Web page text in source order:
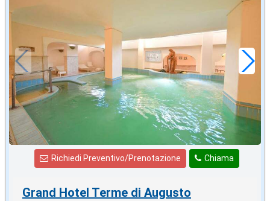
in offerta da
€ 65,00
a notte
Chiama
Richiedi Preventivo/Prenotazione
Grand Hotel Terme di Augusto